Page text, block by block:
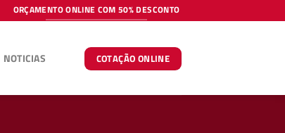
ORÇAMENTO ONLINE COM 50% DESCONTO
NOTICIAS COTAÇÃO ONLINE